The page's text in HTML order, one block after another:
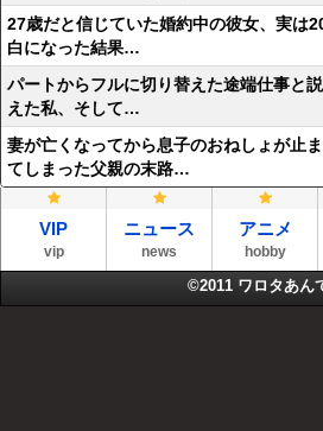
27歳だと信じていた婚約中の彼女、実は
白になった結果…
パートからフルに切り替えた途端仕事と
えた私、そして…
妻が亡くなってから息子のおねしょが止
てしまった父親の末路…
VIP
vip
ニュース
news
アニメ
hobby
©2011 ワロタあん